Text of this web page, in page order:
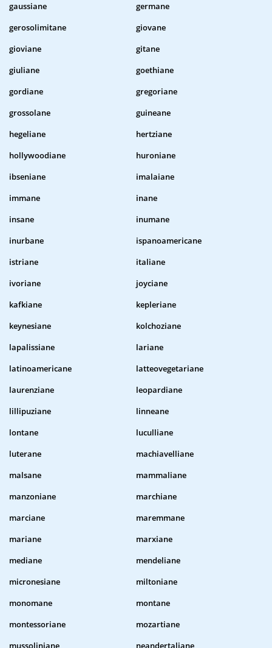
gaussiane
germane
gerosolimitane
giovane
gioviane
gitane
giuliane
goethiane
gordiane
gregoriane
grossolane
guineane
hegeliane
hertziane
hollywoodiane
huroniane
ibseniane
imalaiane
immane
inane
insane
inumane
inurbane
ispanoamericane
istriane
italiane
ivoriane
joyciane
kafkiane
kepleriane
keynesiane
kolchoziane
lapalissiane
lariane
latinoamericane
latteovegetariane
laurenziane
leopardiane
lillipuziane
linneane
lontane
luculliane
luterane
machiavelliane
malsane
mammaliane
manzoniane
marchiane
marciane
maremmane
mariane
marxiane
mediane
mendeliane
micronesiane
miltoniane
monomane
montane
montessoriane
mozartiane
mussoliniane
neandertaliane